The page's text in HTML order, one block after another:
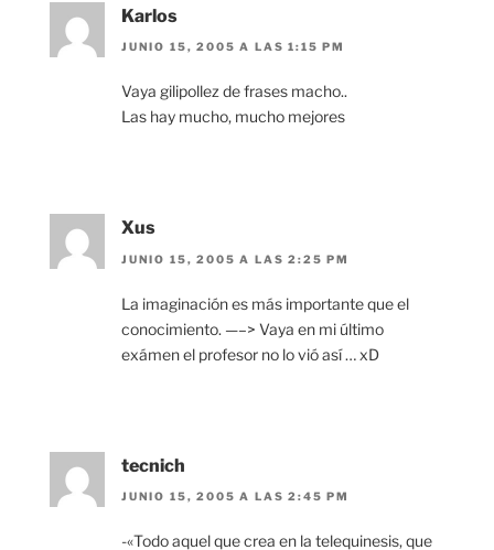
Karlos
JUNIO 15, 2005 A LAS 1:15 PM
Vaya gilipollez de frases macho..
Las hay mucho, mucho mejores
Xus
JUNIO 15, 2005 A LAS 2:25 PM
La imaginación es más importante que el
conocimiento. —–> Vaya en mi último
exámen el profesor no lo vió así … xD
tecnich
JUNIO 15, 2005 A LAS 2:45 PM
-«Todo aquel que crea en la telequinesis, que